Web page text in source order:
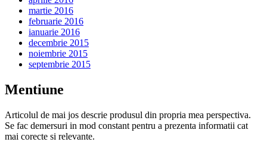
martie 2016
februarie 2016
ianuarie 2016
decembrie 2015
noiembrie 2015
septembrie 2015
Mentiune
Articolul de mai jos descrie produsul din propria mea perspectiva.
Se fac demersuri in mod constant pentru a prezenta informatii cat
mai corecte si relevante.